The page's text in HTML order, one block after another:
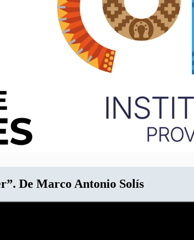
De Marco Antonio Solís